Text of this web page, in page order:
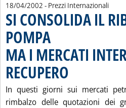
18/04/2002 - Prezzi Internazionali
SI CONSOLIDA IL
POMPA
MA I MERCATI
RECUPERO
In questi giorni sui mercati
rimbalzo delle quotazioni dei